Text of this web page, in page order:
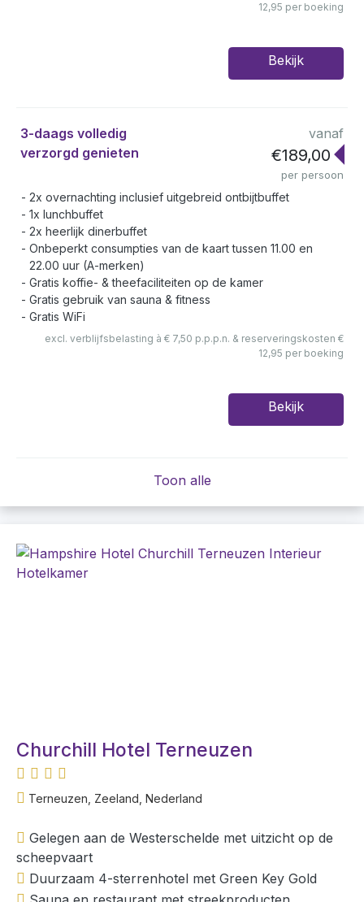
12,95 per boeking
Bekijk
3-daags volledig
verzorgd genieten
vanaf
€189,00
per persoon
2x overnachting inclusief uitgebreid ontbijtbuffet
1x lunchbuffet
2x heerlijk dinerbuffet
Onbeperkt consumpties van de kaart tussen 11.00 en
22.00 uur (A-merken)
Gratis koffie- & theefaciliteiten op de kamer
Gratis gebruik van sauna & fitness
Gratis WiFi
excl. verblijfsbelasting à € 7,50 p.p.p.n. & reserveringskosten €
12,95 per boeking
Bekijk
Toon alle
Churchill Hotel Terneuzen
Terneuzen, Zeeland, Nederland
Gelegen aan de Westerschelde met uitzicht op de
scheepvaart
Duurzaam 4-sterrenhotel met Green Key Gold